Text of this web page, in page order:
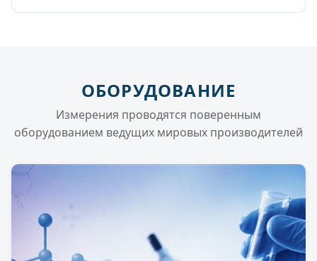
ОБОРУДОВАНИЕ
Измерения проводятся поверенным
оборудованием ведущих мировых производителей